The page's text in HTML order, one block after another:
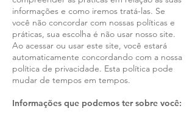
informações e como iremos tratá-las. Se
você não concordar com nossas políticas e
práticas, sua escolha é não usar nosso site.
Ao acessar ou usar este site, você estará
automaticamente concordando com a nossa
política de privacidade. Esta política pode
mudar de tempos em tempos.
Informações que podemos ter sobre você: